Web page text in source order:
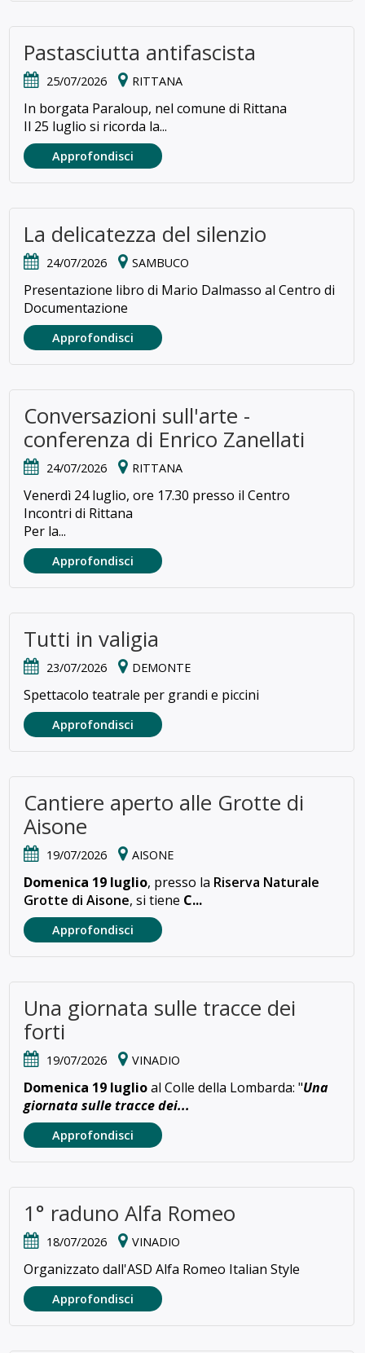
Pastasciutta antifascista
25/07/2026 RITTANA
In borgata Paraloup, nel comune di Rittana
Il 25 luglio si ricorda la...
Approfondisci
La delicatezza del silenzio
24/07/2026 SAMBUCO
Presentazione libro di Mario Dalmasso al Centro di
Documentazione
Approfondisci
Conversazioni sull'arte -
conferenza di Enrico Zanellati
24/07/2026 RITTANA
Venerdì 24 luglio, ore 17.30 presso il Centro
Incontri di Rittana
Per la...
Approfondisci
Tutti in valigia
23/07/2026 DEMONTE
Spettacolo teatrale per grandi e piccini
Approfondisci
Cantiere aperto alle Grotte di
Aisone
19/07/2026 AISONE
Domenica 19 luglio, presso la Riserva Naturale
Grotte di Aisone, si tiene C...
Approfondisci
Una giornata sulle tracce dei
forti
19/07/2026 VINADIO
Domenica 19 luglioal Colle della Lombarda: "Una
giornata sulle tracce dei...
Approfondisci
1° raduno Alfa Romeo
18/07/2026 VINADIO
Organizzato dall'ASD Alfa Romeo Italian Style
Approfondisci